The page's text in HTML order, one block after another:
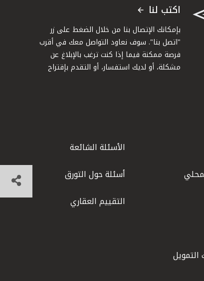
اكتب لنا
بإمكانك الإتصال بنا من خلال الضغط على زر
"اتصل بنا". سوف نعاود التواصل معك في أقرب
فرصة ممكنة فيما إذا كنت ترغب بالإبلاغ عن
مشكلة، أو لديك استفسار، أو التقدم بإقتراح
الأسئلة الشائعة
أسئلة حول التورق
التقييم العقاري